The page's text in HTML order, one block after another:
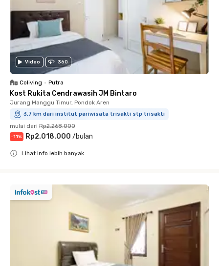
Video 360
Coliving • Putra
Kost Rukita Cendrawasih JM Bintaro
Jurang Manggu Timur, Pondok Aren
3.7 km dari institut pariwisata trisakti stp trisakti
mulai dari Rp2.268.000
-11% Rp2.018.000 /bulan
Lihat info lebih banyak